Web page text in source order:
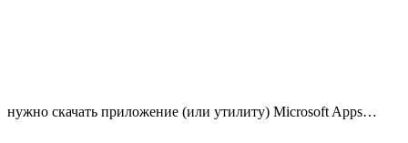
нужно скачать приложение (или утилиту) Microsoft Apps…